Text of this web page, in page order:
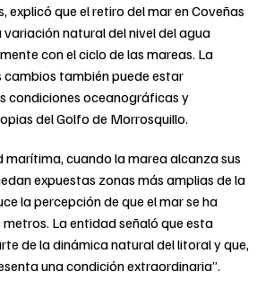
explicó que el retiro del mar en Coveñas
natural del nivel del agua
con el ciclo de las mareas. La
también puede estar
condiciones oceanográficas y
del Golfo de Morrosquillo.
marítima, cuando la marea alcanza sus
expuestas zonas más amplias de la
la percepción de que el mar se ha
La entidad señaló que esta
de la dinámica natural del litoral y que,
una condición extraordinaria”.